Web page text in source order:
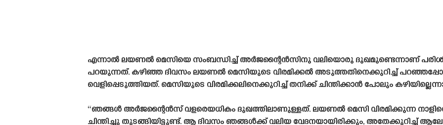
എന്നാൽ ലയണൽ മെസിയെ സംബന്ധിച്ച് അർജന്റൈൻസിനു വലിയൊരു ദുഖമുണ്ടെന്നാണ്
പറയുന്നത്. കഴിഞ്ഞ ദിവസം ലയണൽ മെസിയുടെ വിരമിക്കൽ അടുത്തതിനെക്കുറിച്ച്
വെളിപ്പെടുത്തിയത്. മെസിയുടെ വിരമിക്കലിനെക്കുറിച്ച് തനിക്ക് ചിന്തിക്കാൻ പോലും
“ഞങ്ങൾ അർജന്റൈൻസ് വളരെയധികം ദുഖത്തിലാണുള്ളത്. ലയണൽ മെസി വിരമിക്കുന്ന
ചിന്തിച്ചു തുടങ്ങിയിട്ടുണ്ട്. ആ ദിവസം ഞങ്ങൾക്ക് വലിയ വേദനയായിരിക്കും, അതേക്കുറിച്ച്